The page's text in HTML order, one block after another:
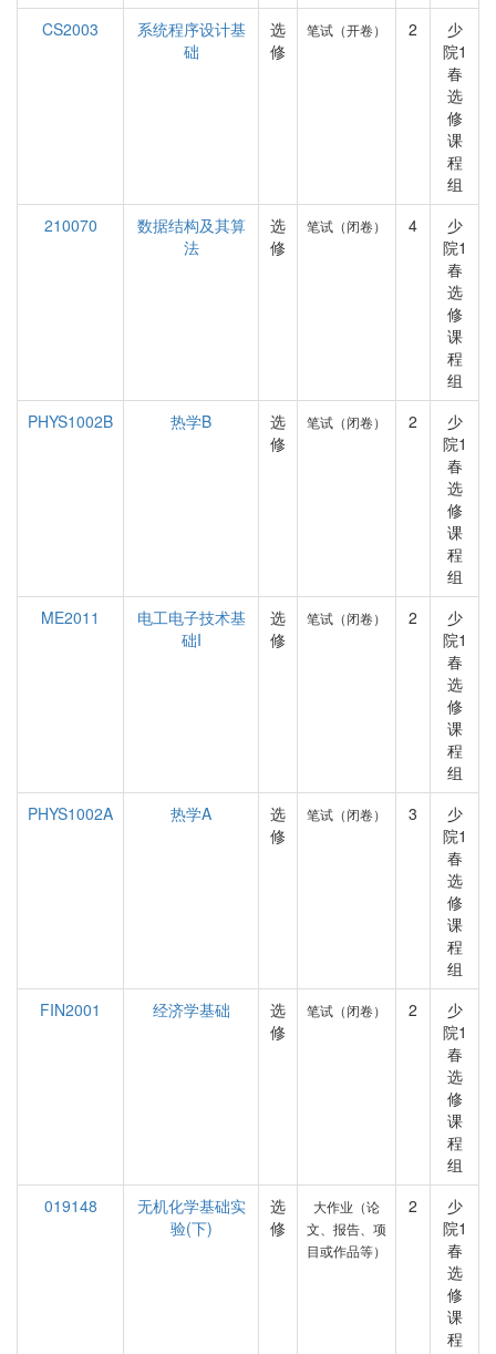
CS2003
系统程序设计基
础
选
修
笔试（开卷） 2
少
院1
春
选
修
课
程
组
210070
数据结构及其算
法
选
修
笔试（闭卷） 4
少
院1
春
选
修
课
程
组
PHYS1002B
热学B
选
修
笔试（闭卷） 2
少
院1
春
选
修
课
程
组
ME2011
电工电子技术基
础I
选
修
笔试（闭卷） 2
少
院1
春
选
修
课
程
组
PHYS1002A
热学A
选
修
笔试（闭卷） 3
少
院1
春
选
修
课
程
组
FIN2001
经济学基础
选
修
笔试（闭卷） 2
少
院1
春
选
修
课
程
组
019148
无机化学基础实
验(下)
选
修
大作业（论
文、报告、项
目或作品等）
2
少
院1
春
选
修
课
程